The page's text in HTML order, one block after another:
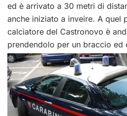
ed è arrivato a 30 metri di
anche iniziato a inveire. A quel
calciatore del Castronovo è
prendendolo per un braccio ed